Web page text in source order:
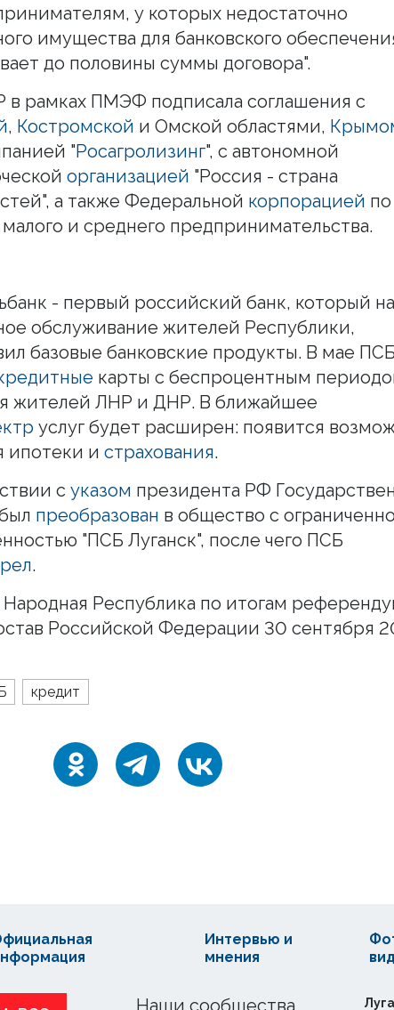
у которых недостаточно
имущества для банковского
до половины суммы договора".
в рамках ПМЭФ подписала соглашения с
, Костромской и Омской областями,
"Росагролизинг", с автономной
организацией "Россия - страна
а также Федеральной корпорацией по
и среднего предпринимательства.
- первый российский банк, который
обслуживание жителей Республики,
базовые банковские продукты. В мае ПСБ
карты с беспроцентным
жителей ЛНР и ДНР. В ближайшее
услуг будет расширен: появится
ипотеки и страхования.
с указом президента РФ
преобразован в общество с
"ПСБ Луганск", после чего ПСБ
.
Народная Республика по итогам
Российской Федерации 30 сентября
кредит
Наши сообщества
Интервью и
мнения